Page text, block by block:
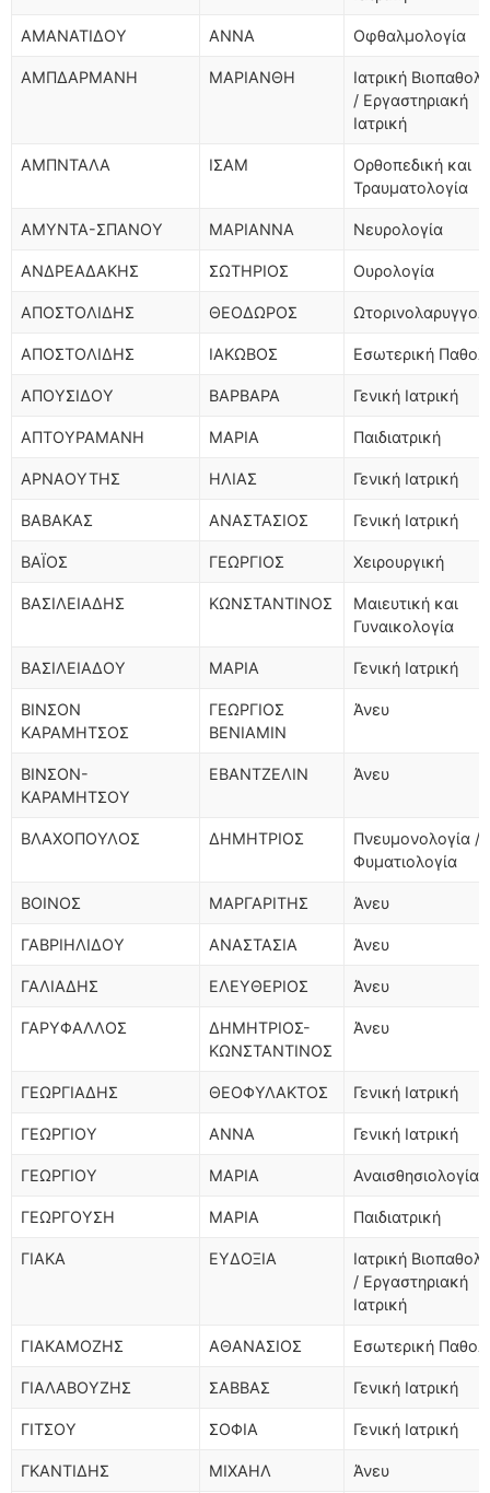
ΑΜΑΝΑΤΙΔΟΥ ΑΝΝΑ Οφθαλμολογία
ΑΜΠΔΑΡΜΑΝΗ ΜΑΡΙΑΝΘΗ
Ιατρική
/ Εργαστηριακή
Ιατρική
ΑΜΠΝΤΑΛΑ ΙΣΑΜ
Ορθοπεδική και
Τραυματολογία
ΑΜΥΝΤΑ-ΣΠΑΝΟΥ ΜΑΡΙΑΝΝΑ Νευρολογία
ΑΝΔΡΕΑΔΑΚΗΣ ΣΩΤΗΡΙΟΣ Ουρολογία
ΑΠΟΣΤΟΛΙΔΗΣ ΘΕΟΔΩΡΟΣ
ΑΠΟΣΤΟΛΙΔΗΣ ΙΑΚΩΒΟΣ Εσωτερική
ΑΠΟΥΣΙΔΟΥ ΒΑΡΒΑΡΑ Γενική Ιατρική
ΑΠΤΟΥΡΑΜΑΝΗ ΜΑΡΙΑ Παιδιατρική
ΑΡΝΑΟΥΤΗΣ ΗΛΙΑΣ Γενική Ιατρική
ΒΑΒΑΚΑΣ ΑΝΑΣΤΑΣΙΟΣ Γενική Ιατρική
ΒΑΪΟΣ ΓΕΩΡΓΙΟΣ Χειρουργική
ΒΑΣΙΛΕΙΑΔΗΣ ΚΩΝΣΤΑΝΤΙΝΟΣ
Μαιευτική και
Γυναικολογία
ΒΑΣΙΛΕΙΑΔΟΥ ΜΑΡΙΑ Γενική Ιατρική
ΒΙΝΣΟΝ
ΚΑΡΑΜΗΤΣΟΣ
ΓΕΩΡΓΙΟΣ
ΒΕΝΙΑΜΙΝ
Άνευ
ΒΙΝΣΟΝ-
ΚΑΡΑΜΗΤΣΟΥ
ΕΒΑΝΤΖΕΛΙΝ Άνευ
ΒΛΑΧΟΠΟΥΛΟΣ ΔΗΜΗΤΡΙΟΣ
Πνευμονολογία /
Φυματιολογία
ΒΟΙΝΟΣ ΜΑΡΓΑΡΙΤΗΣ Άνευ
ΓΑΒΡΙΗΛΙΔΟΥ ΑΝΑΣΤΑΣΙΑ Άνευ
ΓΑΛΙΑΔΗΣ ΕΛΕΥΘΕΡΙΟΣ Άνευ
ΓΑΡΥΦΑΛΛΟΣ
ΔΗΜΗΤΡΙΟΣ-
ΚΩΝΣΤΑΝΤΙΝΟΣ
Άνευ
ΓΕΩΡΓΙΑΔΗΣ ΘΕΟΦΥΛΑΚΤΟΣ Γενική Ιατρική
ΓΕΩΡΓΙΟΥ ΑΝΝΑ Γενική Ιατρική
ΓΕΩΡΓΙΟΥ ΜΑΡΙΑ Αναισθησιολογία
ΓΕΩΡΓΟΥΣΗ ΜΑΡΙΑ Παιδιατρική
ΓΙΑΚΑ ΕΥΔΟΞΙΑ
Ιατρική
/ Εργαστηριακή
Ιατρική
ΓΙΑΚΑΜΟΖΗΣ ΑΘΑΝΑΣΙΟΣ Εσωτερική
ΓΙΑΛΑΒΟΥΖΗΣ ΣΑΒΒΑΣ Γενική Ιατρική
ΓΙΤΣΟΥ ΣΟΦΙΑ Γενική Ιατρική
ΓΚΑΝΤΙΔΗΣ ΜΙΧΑΗΛ Άνευ